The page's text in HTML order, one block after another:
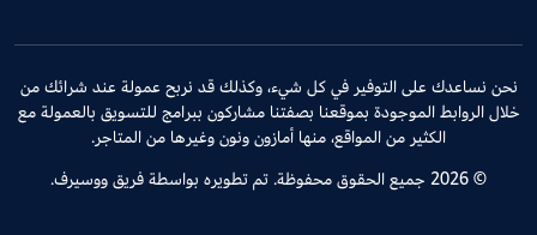
نحن نساعدك على التوفير في كل شيء، وكذلك قد نربح عمولة عند شرائك من
خلال الروابط الموجودة بموقعنا بصفتنا مشاركون ببرامج للتسويق بالعمولة مع
الكثير من المواقع، منها أمازون ونون وغيرها من المتاجر.
© 2026 جميع الحقوق محفوظة. تم تطويره بواسطة فريق ووسيرف.